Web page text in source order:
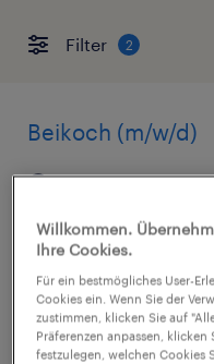
Filter 2
Beikoch (m/w/d)
Dresden, Sachsen
€15,00 - €17,00
Dienstleistung
3. August 2026
Willkommen.
Ihre Cookies.
Für ein bestmögliches User-
Cookies ein. Wenn Sie der
zustimmen, klicken Sie auf
Präferenzen anpassen, klicken
festzulegen, welchen Cookies